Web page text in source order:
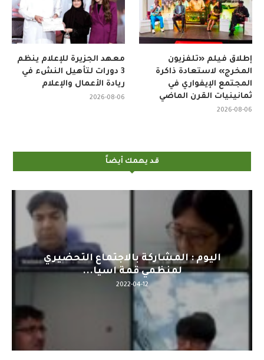
معهد الجزيرة للإعلام ينظم
3 دورات لتأهيل النشء في
ريادة الأعمال والإعلام
2026-08-06
إطلاق فيلم «تلفزيون
المخرج» لاستعادة ذاكرة
المجتمع الإيفواري في
ثمانينيات القرن الماضي
2026-08-06
قد يهمك أيضاً
اليوم : المشاركة بالاجتماع التحضيري
لمنظمي قمة اسيا...
2022-04-12